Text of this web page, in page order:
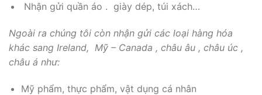
Nhận gửi quần áo . giày dép, túi xách…
Ngoài ra chúng tôi còn nhận gửi các loại hàng hóa
khác sang Ireland, Mỹ – Canada , châu âu , châu úc ,
châu á như:
Mỹ phẩm, thực phẩm, vật dụng cá nhân